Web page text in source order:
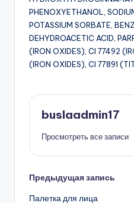
PHENOXYETHANOL,
POTASSIUM SORBATE,
DEHYDROACETIC ACID,
(IRON OXIDES), CI 77492
(IRON OXIDES), CI 77891
buslaadmin17
Просмотреть все записи
Навигация
Предыдущая запись
Палетка для лица